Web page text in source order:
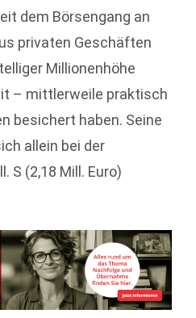
dem Börsengang an
privaten Geschäften
Millionenhöhe
– mittlerweile praktisch
besichert haben. Seine
allein bei der
S (2,18 Mill. Euro)